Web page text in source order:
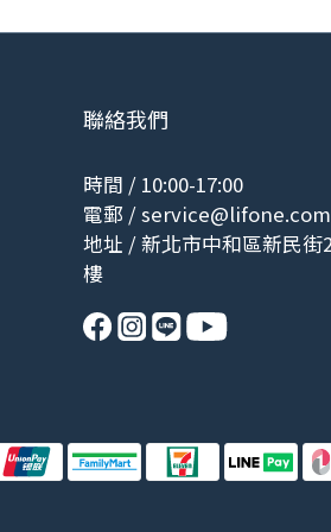
聯絡我們
時間 / 10:00-17:00
電郵 /service@lifone.com
地址 / 新北市中和區新民街
樓